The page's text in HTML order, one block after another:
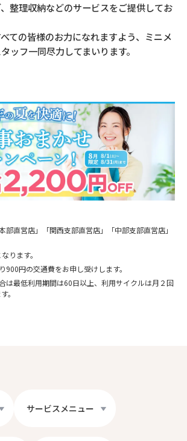
整理収納などのサービスをご提供してお
ての皆様のお力になれますよう、ミニメ
ッフ一同尽力してまいります。
部直営店」「関西支部直営店」「中部支部直営店」
ります。
900円の交通費をお申し受けします。
は最低利用期間は60日以上、利用サイクルは月２回
。
サービスメニュー